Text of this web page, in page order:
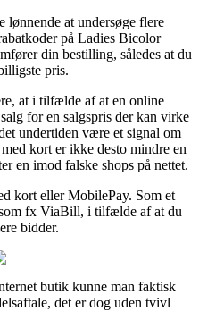
at undersøge flere
på Ladies Bicolor
din bestilling, således at du
pris.
at i tilfælde af at en online
for en salgspris der kan virke
undertiden være et signal om
kort er ikke desto mindre en
en imod falske shops på nettet.
kort eller MobilePay. Som et
fx ViaBill, i tilfælde af at du
bidder.
butik kunne man faktisk
det er dog uden tvivl